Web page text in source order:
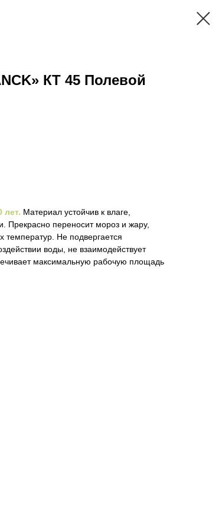
КT 45 Полевой
лет. Материал устойчив к влаге,
Прекрасно переносит мороз и жару,
температур. Не подвергается
воды, не взаимодействует
максимальную рабочую площадь